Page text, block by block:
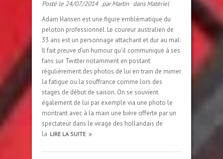
Posté le 24/07/2014 par Martin dansMatériel
Adam Hansen est une figure emblématique du
peloton professionnel. Le coureur australien de
33 ans est un personnage attachant et dur au mal.
Il fait preuve d’un humour qu’il communique à ses
fans sur Twitter notamment en postant
régulièrement des photos de lui en train de mimer
la fatigue ou la souffrance comme lors des
stages de début de saison. On se souvient
également de lui par exemple via une photo le
montrant avec à la main une bière offerte par un
spectateur dans le virage des hollandais de
la LIRE LA SUITE